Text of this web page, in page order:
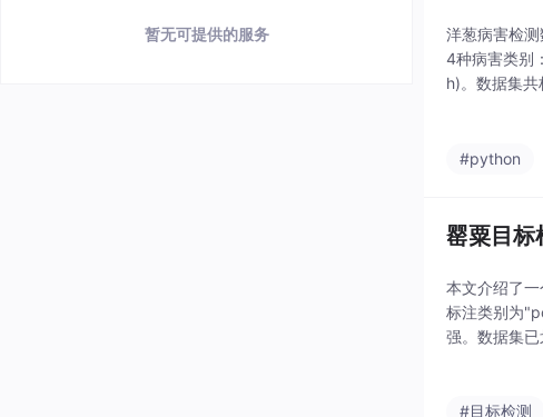
暂无可提供的服务
洋葱病害检
4种病害类别
h)。数据集
#python
罂粟目标
本文介绍了
标注类别为
强。数据集
#目标检测